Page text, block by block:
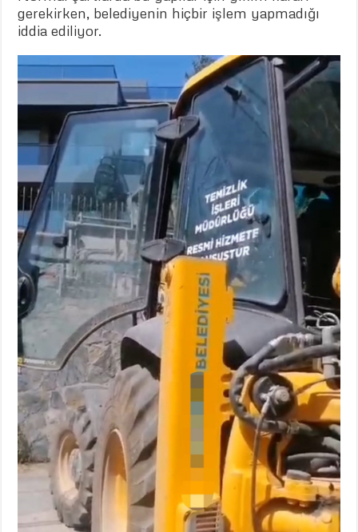
gerekirken, belediyenin hiçbir işlem yapmadığı
iddia ediliyor.